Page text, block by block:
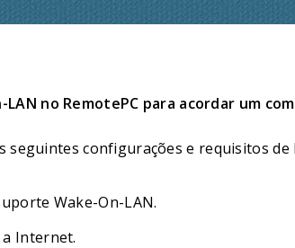
LAN no RemotePC para acordar um
seguintes configurações e requisitos
Wake-On-LAN.
a Internet.